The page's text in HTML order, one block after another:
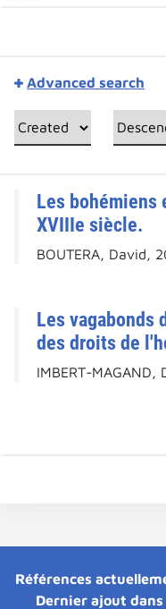
Advanced search
Les bohémiens
XVIIIe siècle.
BOUTERA, David,
Les vagabonds
des droits de
IMBERT-
Références
Dernier ajout dans